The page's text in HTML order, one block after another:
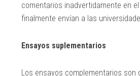
comentarios inadvertidamente en
finalmente envían a las
Ensayos suplementarios
Los ensayos complementarios son